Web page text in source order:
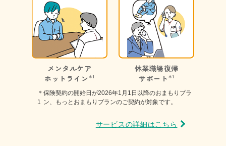
メンタルケア
ホットライン＊1
休業職場復帰
サポート ＊1
＊
1
保険契約の開始日が2026年1月1日以降のおまもりプラ
ン、もっとおまもり プランのご契約が対象です。
サービスの詳細はこちら